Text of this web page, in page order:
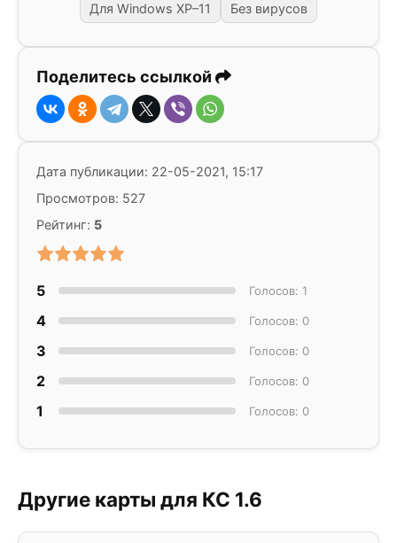
Для Windows XP–11 Без вирусов
Поделитесь ссылкой
Дата публикации: 22-05-2021, 15:17
Просмотров: 527
Рейтинг: 5
5 Голосов: 1
4 Голосов: 0
3 Голосов: 0
2 Голосов: 0
1 Голосов: 0
Другие карты для КС 1.6